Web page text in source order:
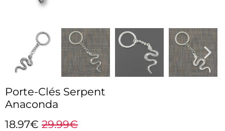
Porte-Clés Serpent
Anaconda
18.97€ 29.99€